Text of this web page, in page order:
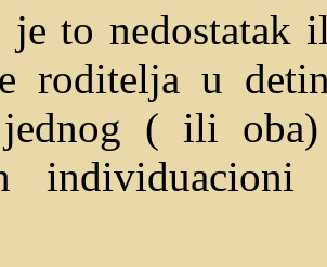
je to
roditelja u
( ili oba)